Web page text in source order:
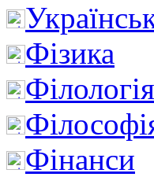
Фізика
Філологія
Фінанси